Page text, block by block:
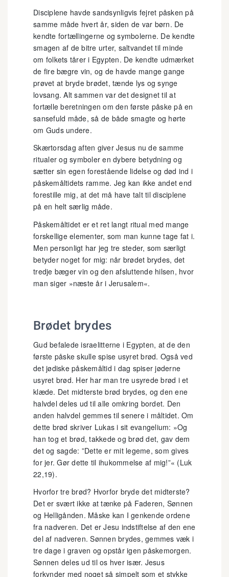
Disciplene havde sandsynligvis fejret påsken på
samme måde hvert år, siden de var børn. De
kendte fortællingerne og symbolerne. De kendte
smagen af de bitre urter, saltvandet til minde
om folkets tårer i Egypten. De kendte udmærket
de fire bægre vin, og de havde mange gange
prøvet at bryde brødet, tænde lys og synge
lovsang. Alt sammen var det designet til at
fortælle beretningen om den første påske på en
sansefuld måde, så de både smagte og hørte
om Guds undere.
Skærtorsdag aften giver Jesus nu de samme
ritualer og symboler en dybere betydning og
sætter sin egen forestående lidelse og død ind i
påskemåltidets ramme. Jeg kan ikke andet end
forestille mig, at det må have talt til disciplene
på en helt særlig måde.
Påskemåltidet er et ret langt ritual med mange
forskellige elementer, som man kunne tage fat i.
Men personligt har jeg tre steder, som særligt
betyder noget for mig: når brødet brydes, det
tredje bæger vin og den afsluttende hilsen, hvor
man siger »næste år i Jerusalem«.
Brødet brydes
Gud befalede israelitterne i Egypten, at de den
første påske skulle spise usyret brød. Også ved
det jødiske påskemåltid i dag spiser jøderne
usyret brød. Her har man tre usyrede brød i et
klæde. Det midterste brød brydes, og den ene
halvdel deles ud til alle omkring bordet. Den
anden halvdel gemmes til senere i måltidet. Om
dette brød skriver Lukas i sit evangelium: »Og
han tog et brød, takkede og brød det, gav dem
det og sagde: ”Dette er mit legeme, som gives
for jer. Gør dette til ihukommelse af mig!”« (Luk
22,19).
Hvorfor tre brød? Hvorfor bryde det midterste?
Det er svært ikke at tænke på Faderen, Sønnen
og Helligånden. Måske kan I genkende ordene
fra nadveren. Det er Jesu indstiftelse af den ene
del af nadveren. Sønnen brydes, gemmes væk i
tre dage i graven og opstår igen påskemorgen.
Sønnen deles ud til os hver især. Jesus
forkynder med noget så simpelt som et stykke